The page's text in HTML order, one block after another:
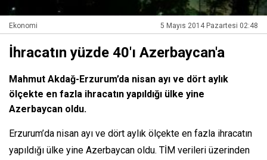
Ekonomi 5 Mayıs 2014 Pazartesi 02:48
İhracatın yüzde 40'ı Azerbaycan'a
Mahmut Akdağ-Erzurum’da nisan ayı ve dört aylık
ölçekte en fazla ihracatın yapıldığı ülke yine
Azerbaycan oldu.
Erzurum’da nisan ayı ve dört aylık ölçekte en fazla ihracatın
yapıldığı ülke yine Azerbaycan oldu. TİM verileri üzerinden